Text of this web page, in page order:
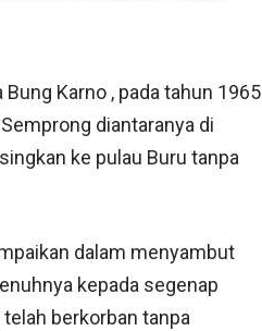
Karno , pada tahun 1965
diantaranya di
ke pulau Buru tanpa
dalam menyambut
kepada segenap
berkorban tanpa